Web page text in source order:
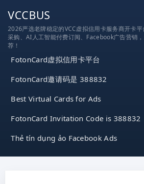
VCCBUS
2026严选老牌稳定的VCC虚拟信用卡服务商开卡
采购、AI人工智能付费订阅、Facebook广告营销
荐！
FotonCard虚拟信用卡平台
FotonCard邀请码是 388832
Best Virtual Cards for Ads
FotonCard Invitation Code is 388832
Thẻ tín dụng ảo Facebook Ads